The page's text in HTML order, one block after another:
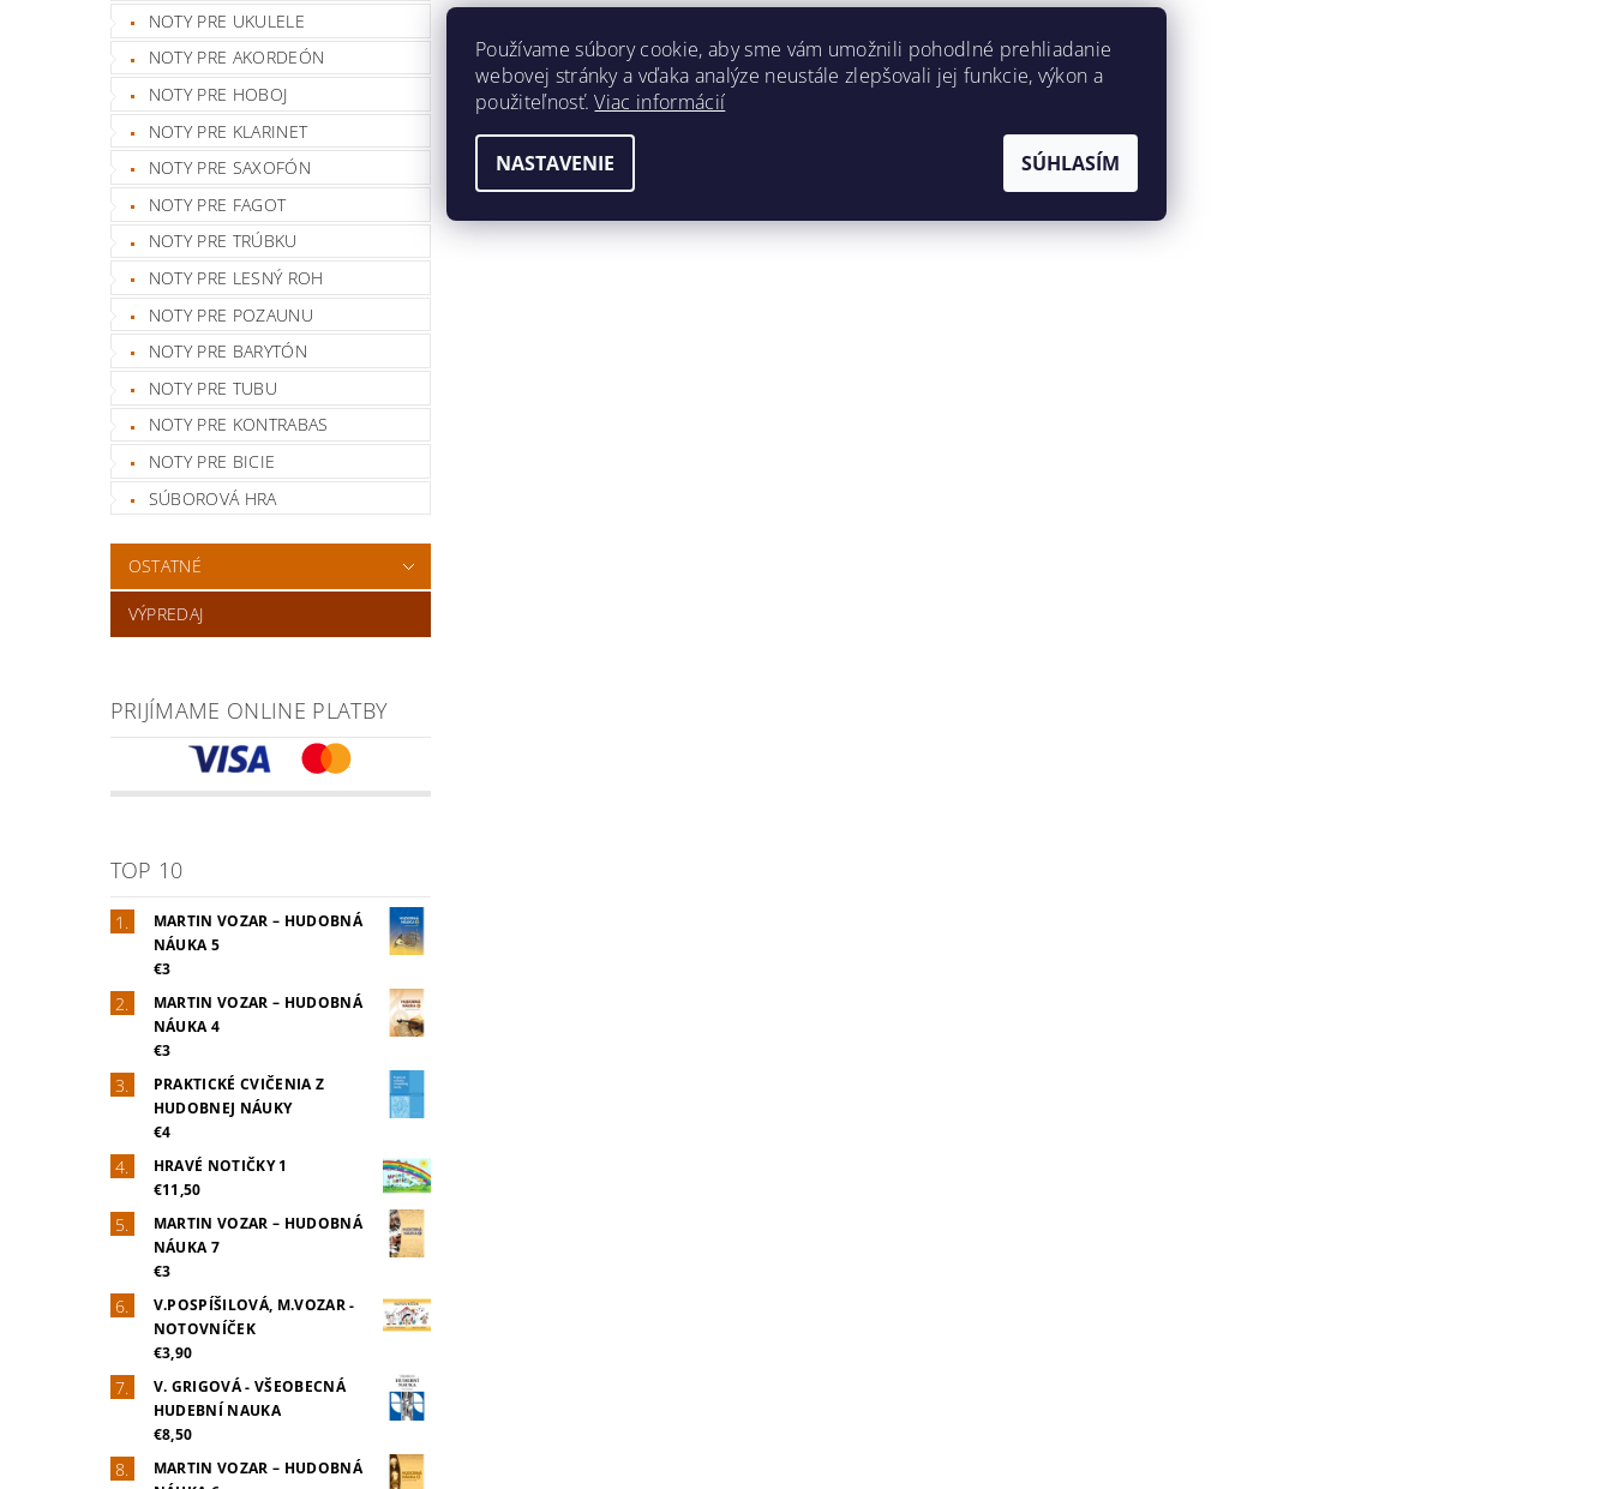
NOTY PRE UKULELE
NOTY PRE AKORDEÓN
NOTY PRE HOBOJ
NOTY PRE KLARINET
NOTY PRE SAXOFÓN
NOTY PRE FAGOT
NOTY PRE TRÚBKU
NOTY PRE LESNÝ ROH
NOTY PRE POZAUNU
NOTY PRE BARYTÓN
NOTY PRE TUBU
NOTY PRE KONTRABAS
NOTY PRE BICIE
SÚBOROVÁ HRA
OSTATNÉ
VÝPREDAJ
PRIJÍMAME ONLINE PLATBY
TOP 10
MARTIN VOZAR – HUDOBNÁ
NÁUKA 5
€3
MARTIN VOZAR – HUDOBNÁ
NÁUKA 4
€3
PRAKTICKÉ CVIČENIA Z
HUDOBNEJ NÁUKY
€4
HRAVÉ NOTIČKY 1
€11,50
MARTIN VOZAR – HUDOBNÁ
NÁUKA 7
€3
V.POSPÍŠILOVÁ, M.VOZAR -
NOTOVNÍČEK
€3,90
V. GRIGOVÁ - VŠEOBECNÁ
HUDEBNÍ NAUKA
€8,50
MARTIN VOZAR – HUDOBNÁ
Používame súbory cookie, aby sme vám umožnili pohodlné prehliadanie
webovej stránky a vďaka analýze neustále zlepšovali jej funkcie, výkon a
použiteľnosť.Viac informácií
NASTAVENIE SÚHLASÍM